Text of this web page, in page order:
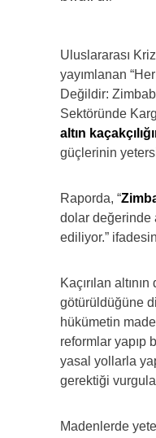
Uluslararası
yayımlanan
Değildir:
Sektöründe
altın
güçlerinin
Raporda, “
dolar değerinde
ediliyor.”
Kaçırılan
götürüldüğüne
hükümetin
reformlar yapıp
yasal yollarla
gerektiği
Madenlerde